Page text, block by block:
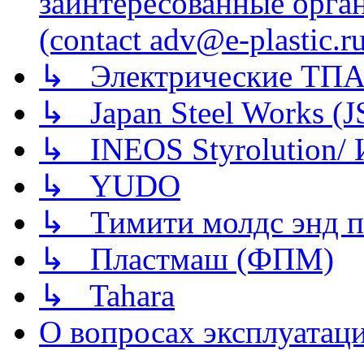
(contact adv@e-
↳ Электрические
↳ Japan Steel Works
↳ INEOS
↳ YUDO
↳ Тимити молдс энд
↳ Пластмаш (ФПМ)
↳ Tahara
О вопросах